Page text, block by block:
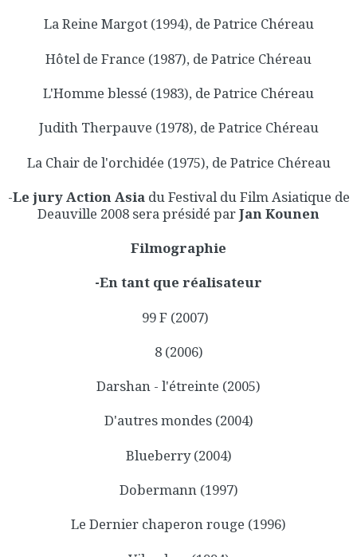
La Reine Margot (1994), de Patrice Chéreau
Hôtel de France (1987), de Patrice Chéreau
L'Homme blessé (1983), de Patrice Chéreau
Judith Therpauve (1978), de Patrice Chéreau
La Chair de l'orchidée (1975), de Patrice Chéreau
-Le jury Action Asiadu Festival du Film Asiatique de
Deauville 2008 sera présidé parJan Kounen
Filmographie
-En tant que réalisateur
99 F (2007)
8 (2006)
Darshan - l'étreinte (2005)
D'autres mondes (2004)
Blueberry (2004)
Dobermann (1997)
Le Dernier chaperon rouge (1996)